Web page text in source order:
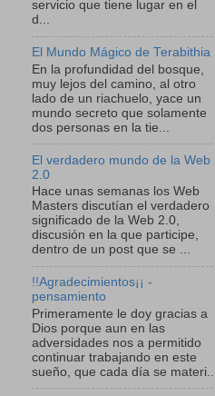
servicio que tiene lugar en el
d...
El Mundo Mágico de Terabithia
En la profundidad del bosque,
muy lejos del camino, al otro
lado de un riachuelo, yace un
mundo secreto que solamente
dos personas en la tie...
El verdadero mundo de la Web
2.0
Hace unas semanas los Web
Masters discutían el verdadero
significado de la Web 2.0,
discusión en la que participe,
dentro de un post que se ...
!!Agradecimientos¡¡ -
pensamiento
Primeramente le doy gracias a
Dios porque aun en las
adversidades nos a permitido
continuar trabajando en este
sueño, que cada día se materi...